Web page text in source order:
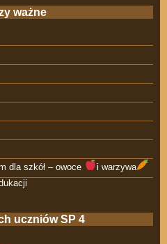
ważne
dla szkół – owoce
i warzywa
uczniów SP 4